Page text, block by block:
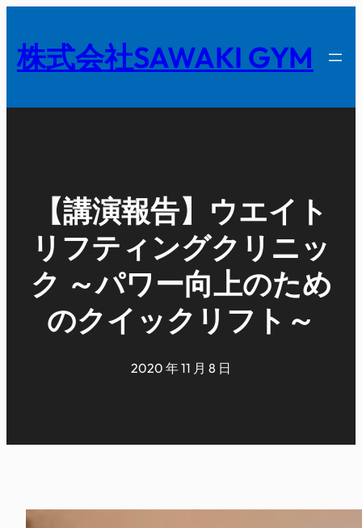
を
キ
株式会社SAWAKI GYM
【講演報告】ウエイト
リフティングクリニッ
ク ～パワー向上のため
のクイックリフト～
2020 年 11 月 8 日